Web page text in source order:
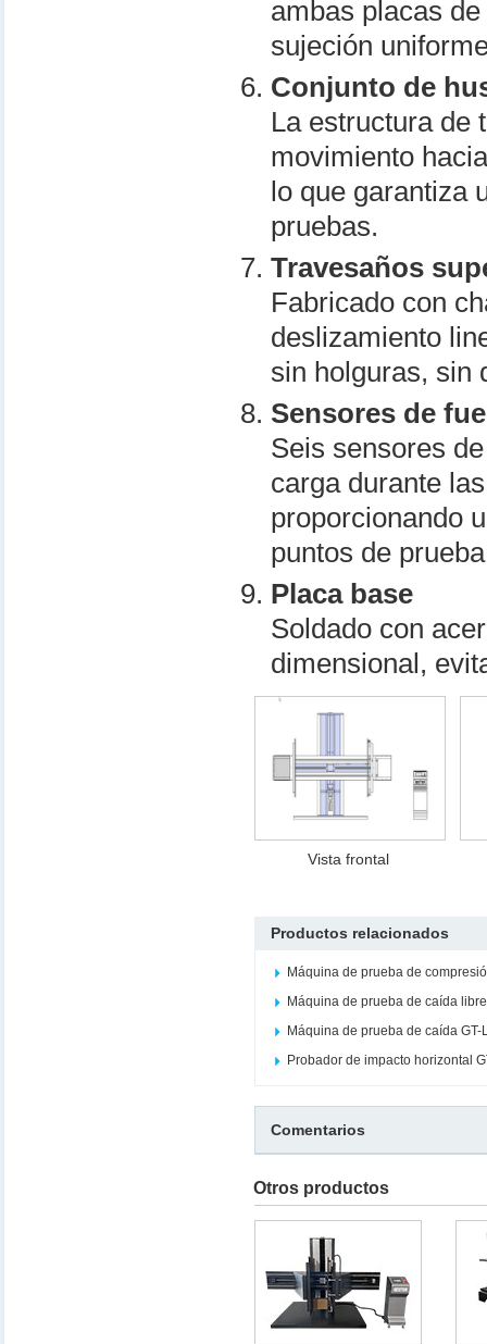
ambas placas
sujeción
Conjunto de
La estructura de
movimiento
lo que garantiza
pruebas.
Travesaños
Fabricado con
deslizamiento
sin holguras, sin
Sensores de
Seis sensores
carga durante
proporcionando
puntos de
Placa base
Soldado con
dimensional,
Vista frontal
Productos relacionados
Máquina de prueba de
Máquina de prueba de caída
Máquina de prueba de caída GT-
Probador de impacto horizontal
Comentarios
Otros productos